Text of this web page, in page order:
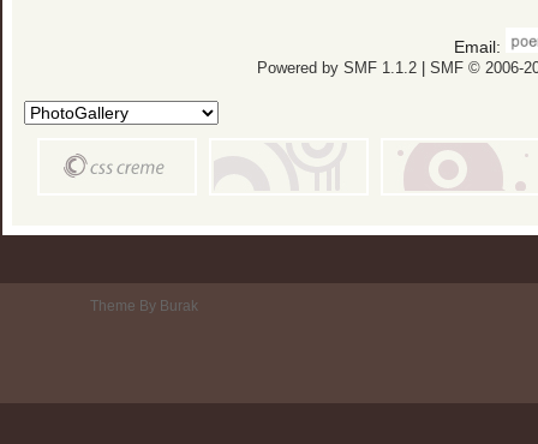
Email:
Powered by SMF 1.1.2| SMF © 2006-
Theme By Burak